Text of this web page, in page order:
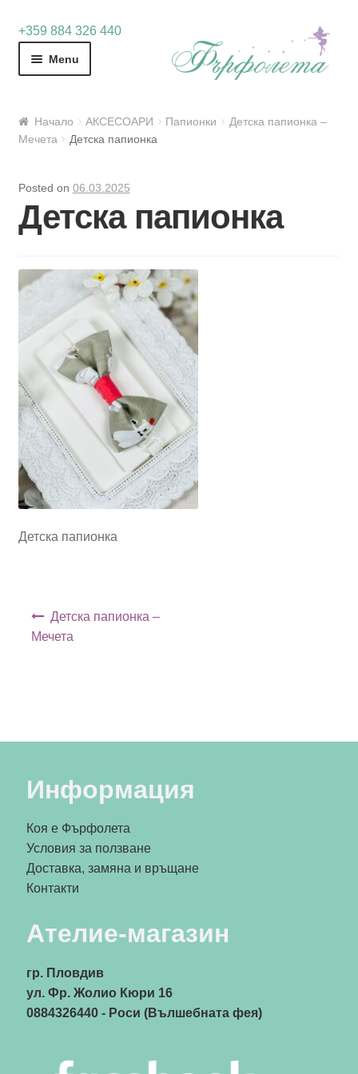
+359 884 326 440
Skip
Skip
Menu
Начало АКСЕСОАРИ Папионки
Детска папионка –
Мечета
Детска папионка
Posted on 06.03.2025
Детска папионка
Детска папионка
Детска папионка –
Мечета
Информация
Коя е Фърфолета
Условия за ползване
Доставка, замяна и връщане
Контакти
Ателие-магазин
гр. Пловдив
ул. Фр. Жолио Кюри 16
0884326440- Роси (Вълшебната фея)